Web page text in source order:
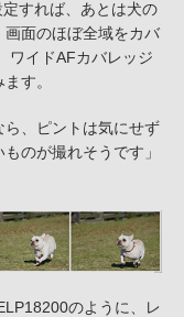
すれば、あとは犬の
面のほぼ全域をカバ
ワイドAFカバレッジ
す。
ら、ピントは気にせず
のが撮れそうです」
のように、レ